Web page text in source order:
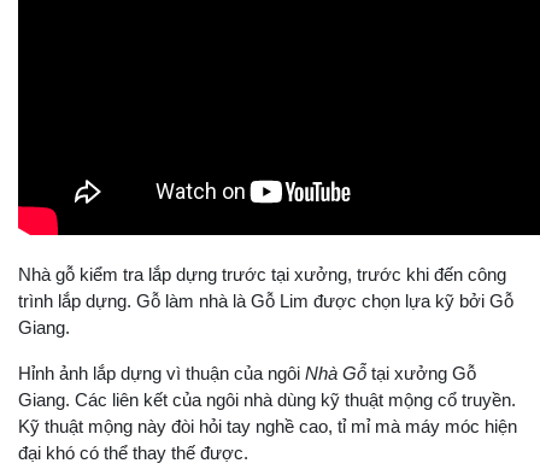
Nhà gỗ kiểm tra lắp dựng trước tại xưởng, trước khi đến công
trình lắp dựng. Gỗ làm nhà là Gỗ Lim được chọn lựa kỹ bởi Gỗ
Giang.
Hỉnh ảnh lắp dựng vì thuận của ngôi Nhà Gỗ tại xưởng Gỗ
Giang. Các liên kết của ngôi nhà dùng kỹ thuật mộng cổ truyền.
Kỹ thuật mộng này đòi hỏi tay nghề cao, tỉ mỉ mà máy móc hiện
đại khó có thể thay thế được.